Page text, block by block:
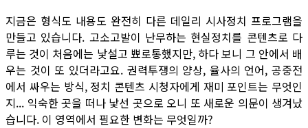
지금은 형식도 내용도 완전히 다른 데일리 시사정치 프로그램을
만들고 있습니다. 고소고발이 난무하는 현실정치를 콘텐츠로 다
루는 것이 처음에는 낯설고 뾰로통했지만, 하다 보니 그 안에서 배
우는 것이 또 있더라고요. 권력투쟁의 양상, 율사의 언어, 공중전
에서 싸우는 방식, 정치 콘텐츠 시청자에게 재미 포인트는 무엇인
지... 익숙한 곳을 떠나 낯선 곳으로 오니 또 새로운 의문이 생겨났
습니다. 이 영역에서 필요한 변화는 무엇일까?